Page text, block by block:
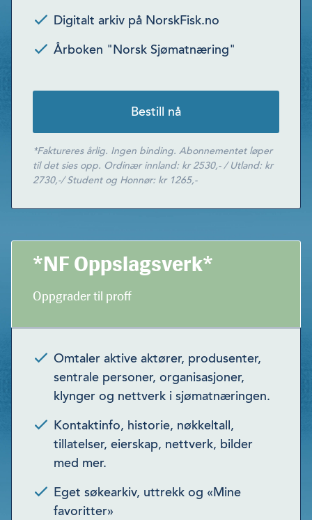
Digitalt arkiv på NorskFisk.no
Årboken "Norsk Sjømatnæring"
Bestill nå
*Faktureres årlig. Ingen binding. Abonnementet løper
til det sies opp. Ordinær innland: kr 2530,- / Utland: kr
2730,-/ Student og Honnør: kr 1265,-
*NF Oppslagsverk*
Oppgrader til proff
Omtaler aktive aktører, produsenter,
sentrale personer, organisasjoner,
klynger og nettverk i sjømatnæringen.
Kontaktinfo, historie, nøkkeltall,
tillatelser, eierskap, nettverk, bilder
med mer.
Eget søkearkiv, uttrekk og «Mine
favoritter»